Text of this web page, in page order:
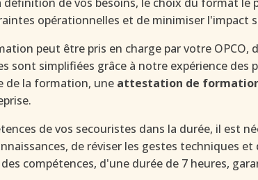
opérationnelles et de minimiser l'impact
peut être pris en charge par votre
sont simplifiées grâce à notre expérience
de la formation, une attestation de
de vos secouristes dans la durée, il est
de réviser les gestes techniques
compétences, d'une durée de 7 heures,